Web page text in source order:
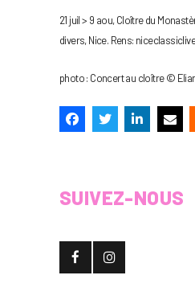
21 juil > 9 aou, Cloître du
divers, Nice. Rens:
photo : Concert au cloître ©
SUIVEZ-NOUS